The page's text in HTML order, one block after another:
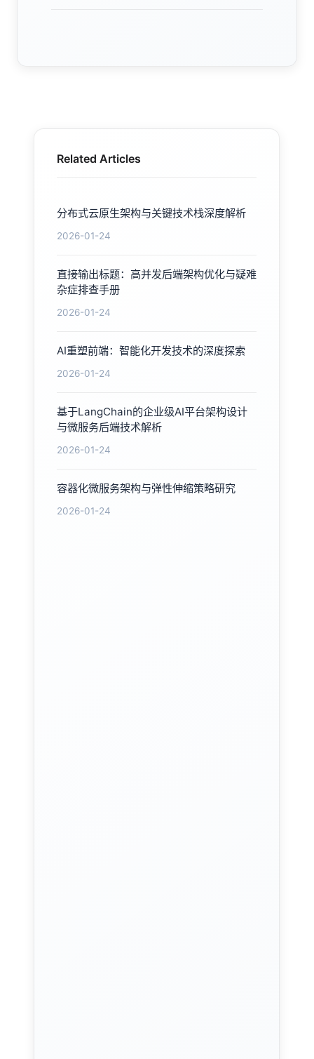
Related Articles
分布式云原生架构与关键技术栈深度解析
2026-01-24
直接输出标题：高并发后端架构优化与疑难
杂症排查手册
2026-01-24
AI重塑前端：智能化开发技术的深度探索
2026-01-24
基于LangChain的企业级AI平台架构设计
与微服务后端技术解析
2026-01-24
容器化微服务架构与弹性伸缩策略研究
2026-01-24